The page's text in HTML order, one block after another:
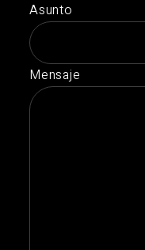
Asunto
Mensaje